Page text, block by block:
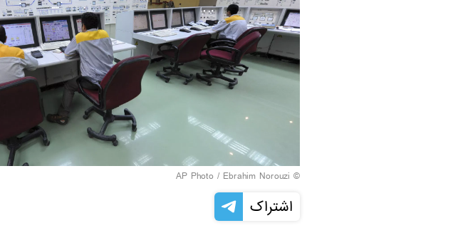
© AP Photo / Ebrahim Norouzi
اشتراک